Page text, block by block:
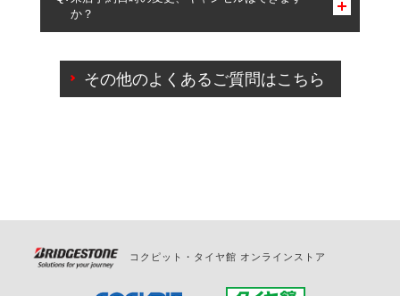
一部の商品・サービスの組み合わせに限り、同時にご予約が
出来ないものもございます。
か？
ご来店予約日の3営業日前を過ぎている場合のご予約
の日時変更につきましては、直接ご予約の店舗まで
その他のよくあるご質問はこちら
コクピット・タイヤ館 オンラインストア